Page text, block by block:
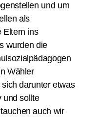
und um
als
Eltern ins
wurden die
Wähler
darunter etwas
und sollte
auch wir